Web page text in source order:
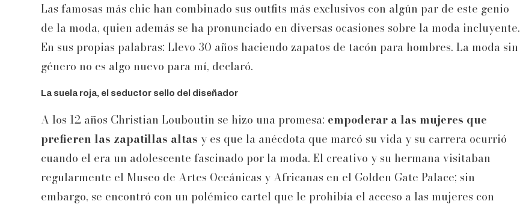
Las famosas más chic han combinado sus outfits más exclusivos con algún par de este genio
de la moda, quien además se ha pronunciado en diversas ocasiones sobre la moda incluyente.
En sus propias palabras: Llevo 30 años haciendo zapatos de tacón para hombres. La moda sin
género no es algo nuevo para mí, declaró.
La suela roja, el seductor sello del diseñador
A los 12 años Christian Louboutin se hizo una promesa: empoderar a las mujeres que
prefieren las zapatillas altas y es que la anécdota que marcó su vida y su carrera ocurrió
cuando el era un adolescente fascinado por la moda. El creativo y su hermana visitaban
regularmente el Museo de Artes Oceánicas y Africanas en el Golden Gate Palace; sin
embargo, se encontró con un polémico cartel que le prohibía el acceso a las mujeres con